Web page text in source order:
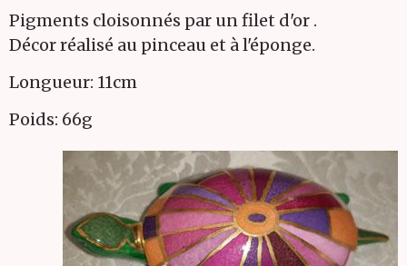
Pigments cloisonnés par un filet d'or .
Décor réalisé au pinceau et à l'éponge.
Longueur: 11cm
Poids: 66g